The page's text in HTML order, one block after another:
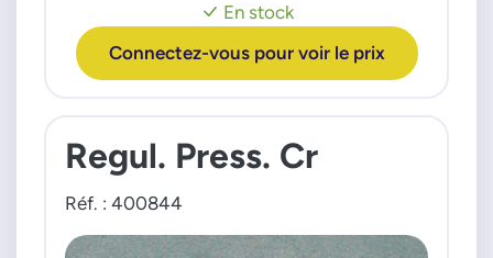
819248
819262
95521594
95521618
95522506
En stock
Connectez-vous pour voir le prix
Regul. Press. Cr
Réf. : 400844